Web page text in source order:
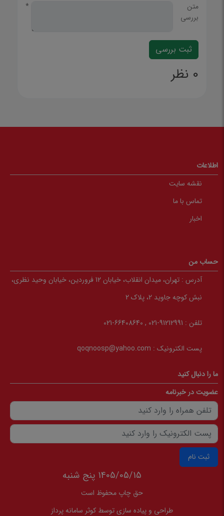
متن
بررسی
*
0 نظر
اطلاعات
نقشه سایت
تماس با ما
اخبار
حساب من
آدرس :
تهران، میدان انقلاب، خیابان 12 فروردین، خیابان وحید نظری،
نبش کوچه جاوید 2، پلاک 2
تلفن : 91212991-021 , 66408640-021
پست الکترونیک : qoqnoosp@yahoo.com
ما را دنبال کنید
عضویت در خبرنامه
ثبت نام
1405/05/15 پنج شنبه
حق چاپ محفوظ است
طراحی و پیاده سازی توسط کوثر سامانه پرداز